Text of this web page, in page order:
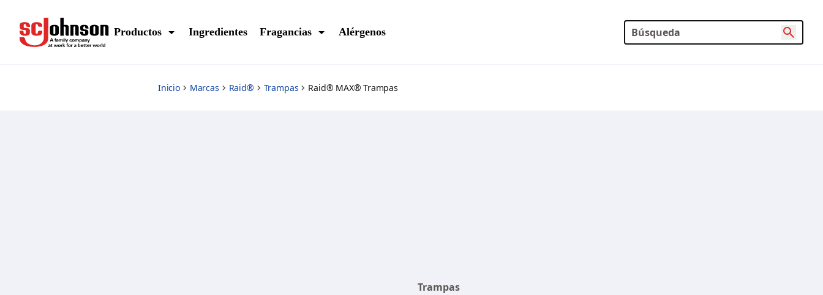
Productos Ingredientes Fragancias Alérgenos
Inicio Marcas Raid® Trampas Raid® MAX® Trampas
Trampas